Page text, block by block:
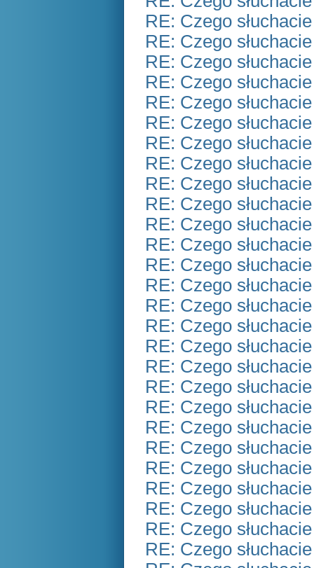
RE: Czego
RE: Czego
RE: Czego
RE: Czego
RE: Czego
RE: Czego
RE: Czego
RE: Czego
RE: Czego
RE: Czego
RE: Czego
RE: Czego
RE: Czego
RE: Czego
RE: Czego
RE: Czego
RE: Czego
RE: Czego
RE: Czego
RE: Czego
RE: Czego
RE: Czego
RE: Czego
RE: Czego
RE: Czego
RE: Czego
RE: Czego